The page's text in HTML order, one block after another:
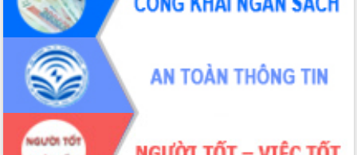
tiến đầu tư tỉnh
Ngành cá ngừ Đắk Lắk chủ động thích
ứng để giữ vững thị trường xuất khẩu
Diễn đàn Kinh tế tư nhân Việt Nam đột
phá cơ chế - Hợp tác công tư
Đề án 06 tạo bước ngoặt đột phá trong
cải cách hành chính tỉnh Đắk Lắk
Kết nối tour, đẩy mạnh chuyển đổi số
để phát triển du lịch Đắk Lắk